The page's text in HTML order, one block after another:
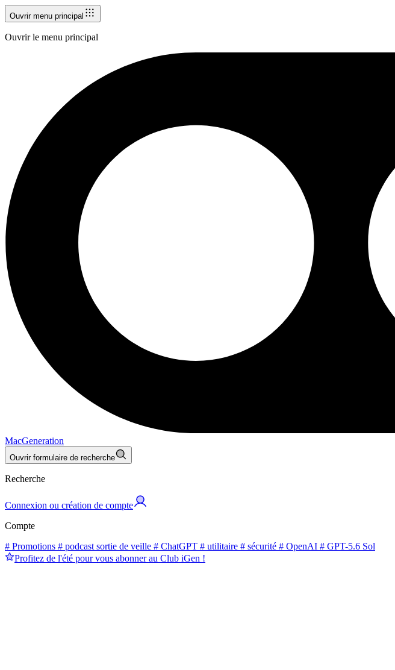
Ouvrir menu principal
Ouvrir le menu principal
MacGeneration
Ouvrir formulaire de recherche
Recherche
Connexion ou création de compte
Compte
# Promotions # podcast sortie de veille # ChatGPT # utilitaire # sécurité # OpenAI # GPT-5.6 Sol
Profitez de l'été pour vous abonner au Club iGen !